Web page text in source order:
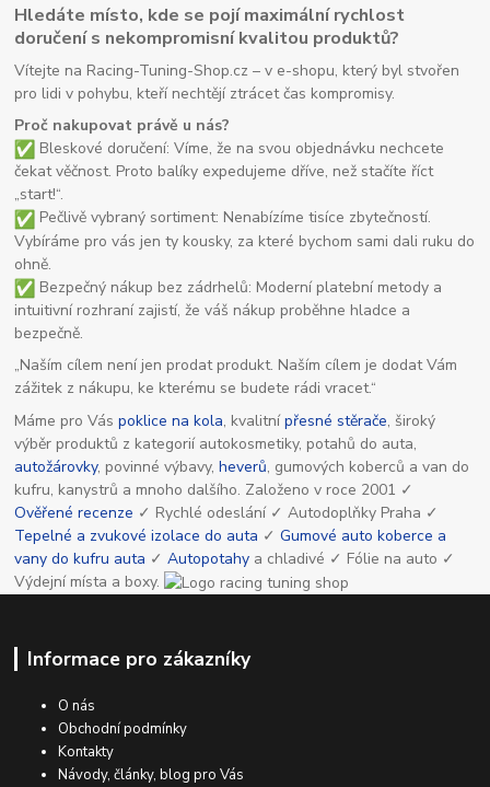
Hledáte místo, kde se pojí maximální rychlost
doručení s nekompromisní kvalitou produktů?
Vítejte na Racing-Tuning-Shop.cz – v e-shopu, který byl stvořen
pro lidi v pohybu, kteří nechtějí ztrácet čas kompromisy.
Proč nakupovat právě u nás?
Bleskové doručení: Víme, že na svou objednávku nechcete
čekat věčnost. Proto balíky expedujeme dříve, než stačíte říct
„start!“.
Pečlivě vybraný sortiment: Nenabízíme tisíce zbytečností.
Vybíráme pro vás jen ty kousky, za které bychom sami dali ruku do
ohně.
Bezpečný nákup bez zádrhelů: Moderní platební metody a
intuitivní rozhraní zajistí, že váš nákup proběhne hladce a
bezpečně.
„Naším cílem není jen prodat produkt. Naším cílem je dodat Vám
zážitek z nákupu, ke kterému se budete rádi vracet.“
Máme pro Váspoklice na kola, kvalitnípřesné stěrače, široký
výběr produktů z kategorií autokosmetiky, potahů do auta,
autožárovky, povinné výbavy,heverů, gumových koberců a van do
kufru, kanystrů a mnoho dalšího. Založeno v roce 2001 ✓
Ověřené recenze ✓ Rychlé odeslání ✓ Autodoplňky Praha ✓
Tepelné a zvukové izolace do auta ✓Gumové auto koberce a
vany do kufru auta ✓Autopotahy a chladivé ✓ Fólie na auto ✓
Výdejní místa a boxy.
Informace pro zákazníky
O nás
Obchodní podmínky
Kontakty
Návody, články, blog pro Vás